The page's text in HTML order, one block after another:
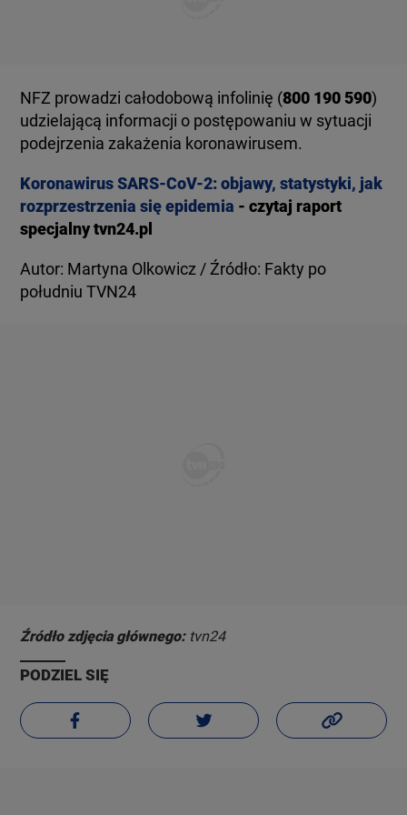
NFZ prowadzi całodobową infolinię (800 190 590)
udzielającą informacji o postępowaniu w sytuacji
podejrzenia zakażenia koronawirusem.
Koronawirus SARS-CoV-2: objawy, statystyki, jak
rozprzestrzenia się epidemia - czytaj raport
specjalny tvn24.pl
Autor: Martyna Olkowicz / Źródło: Fakty po
południu TVN24
Źródło zdjęcia głównego: tvn24
PODZIEL SIĘ